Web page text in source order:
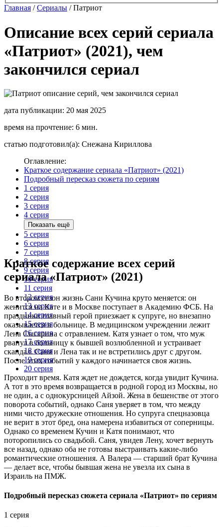
Главная /Сериалы /Патриот
Описание всех серий сериала
«Патриот» (2021), чем
закончился сериал
дата публикации: 20 мая 2025
время на прочтение: 6 мин.
статью подготовил(а): Снежана Кириллова
Оглавление:
Краткое содержание сериала «Патриот» (2021)
Подробный пересказ сюжета по сериям
1 серия
2 серия
3 серия
4 серия
Показать ещё
5 серия
6 серия
7 серия
8 серия
9 серия
10 серия
11 серия
12 серия
13 серия
14 серия
15 серия
16 серия
17 серия
18 серия
19 серия
20 серия
Краткое содержание всех серий
сериала «Патриот» (2021)
Во втором сезон жизнь Сани Кучина круто меняется: он
женится на Кате и в Москве поступает в Академию ФСБ. На
праздники главный герой приезжает к супруге, но внезапно
оказывается в больнице. В медицинском учреждении лежит
Лена Сысарина с отравлением. Катя узнает о том, что муж
рванул в больницу к бывшей возлюбленной и устраивает
скандал. Саня и Лена так и не встретились друг с другом.
После этих событий у каждого начинается своя жизнь.
Проходит время. Катя ждет не дождется, когда увидит Кучина.
А тот в это время возвращается в родной город из Москвы, но
не один, а с однокурсницей Айзой. Жена в бешенстве от этого
поворота событий, однако Саня уверяет в том, что между
ними чисто дружеские отношения. Но супруга спецназовца
не верит в этот бред, она намерена избавиться от соперницы.
Однако со временем Кучин и Катя понимают, что
поторопились со свадьбой. Саня, увидев Лену, хочет вернуть
все назад, однако оба не готовы выстраивать какие-либо
романтические отношения. А Валера — старший брат Кучина
— делает все, чтобы бывшая жена не увезла их сына в
Израиль на ПМЖ.
Подробный пересказ сюжета сериала «Патриот» по сериям
1 серия